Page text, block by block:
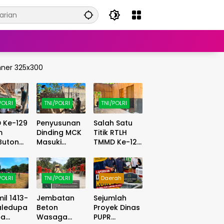
Ke-129
Bor
Air
TNI/POLRI
Penyusunan
Dinding MCK
Masuki
Lanjutan,
Satgas
TMMD
Optimalkan
Progres di
Lapangan
TNI/POLRI
Salah Satu
Titik RTLH
TMMD Ke-129
1413/Buton
Masuki
Tahap
Finishing,
Wujud
Hunian Layak
Kian Nyata
1413-
TNI/POLRI
Jembatan
Beton
Wasaga
Daerah
Sejumlah
Proyek Dinas
PUPR